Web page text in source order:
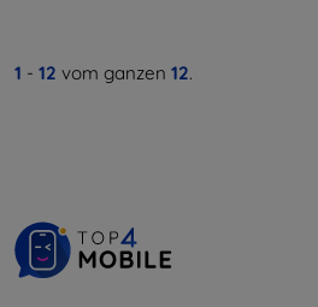
1 - 12 vom ganzen 12.